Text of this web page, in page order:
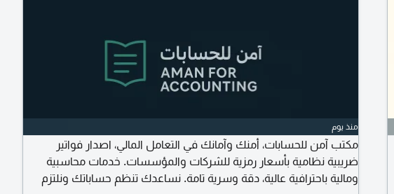
منذ يوم
مكتب آمن للحسابات، أمنك وآمانك في التعامل المالي، اصدار فواتير
ضريبية نظامية بأسعار رمزية للشركات والمؤسسات. خدمات محاسبية
ومالية باحترافية عالية، دقة وسرية تامة. نساعدك تنظم حساباتك ونلتزم